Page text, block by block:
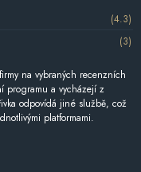
(4.3)
(3)
na vybraných recenzních
programu a vycházejí z
odpovídá jiné službě, což
platformami.